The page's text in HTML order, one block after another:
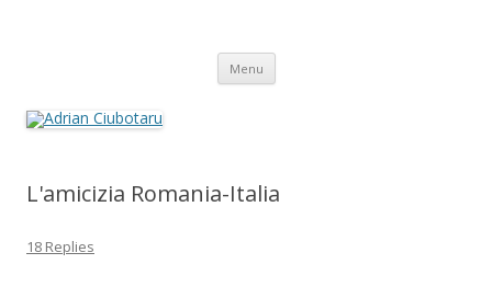
Menu Skip
content
L'amicizia Romania-Italia
18 Replies